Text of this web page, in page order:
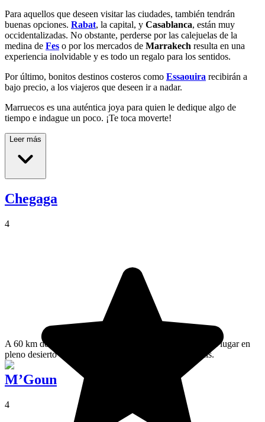
Para aquellos que deseen visitar las ciudades, también tendrán
buenas opciones. Rabat, la capital, y Casablanca, están muy
occidentalizadas. No obstante, perderse por las calejuelas de la
medina de Fes o por los mercados de Marrakech resulta en una
experiencia inolvidable y es todo un regalo para los sentidos.
Por último, bonitos destinos costeros como Essaouira recibirán a
bajo precio, a los viajeros que deseen ir a nadar.
Marruecos es una auténtica joya para quien le dedique algo de
tiempo e indague un poco. ¡Te toca moverte!
Leer más
Chegaga
4
A 60 km de la pequeña aldea de Mhamid, Chegaga es un lugar en
pleno desierto con unas de las dunas más bellas del país.
M’Goun
4